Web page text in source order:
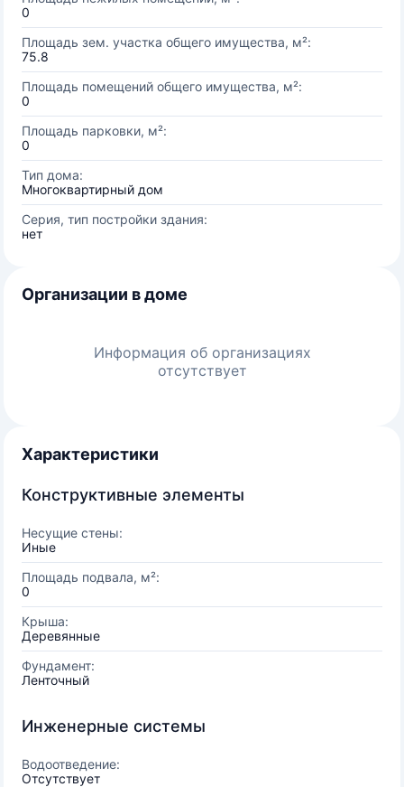
0
Площадь зем. участка общего имущества, м²:
75.8
Площадь помещений общего имущества, м²:
0
Площадь парковки, м²:
0
Тип дома:
Многоквартирный дом
Серия, тип постройки здания:
нет
Организации в доме
Информация об организациях
отсутствует
Характеристики
Конструктивные элементы
Несущие стены:
Иные
Площадь подвала, м²:
0
Крыша:
Деревянные
Фундамент:
Ленточный
Инженерные системы
Водоотведение:
Отсутствует